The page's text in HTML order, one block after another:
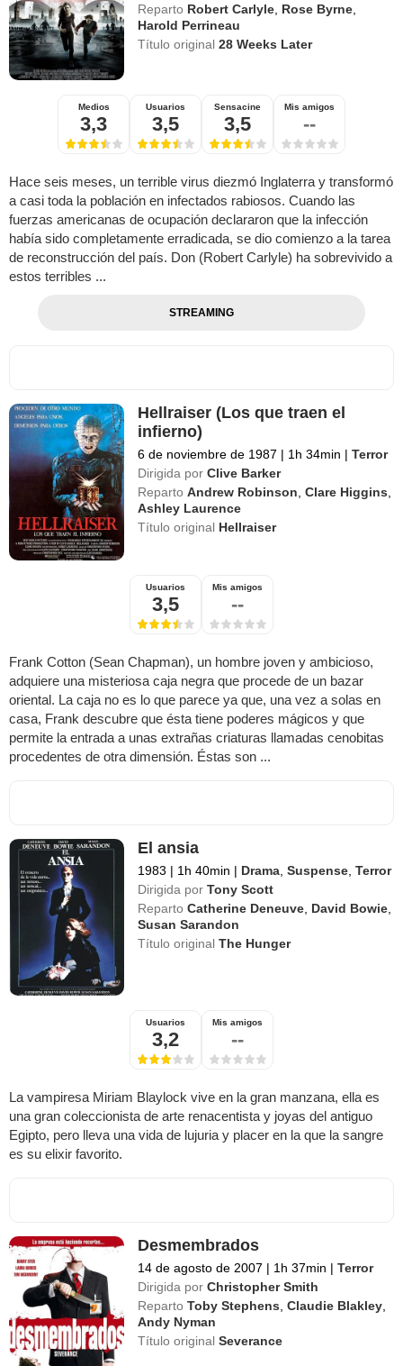
Reparto Robert Carlyle Rose Byrne
Harold Perrineau
Título original28 Weeks Later
Medios
3,3
Usuarios
3,5
Sensacine
3,5
Mis amigos
--
Hace seis meses, un terrible virus diezmó Inglaterra y transformó
a casi toda la población en infectados rabiosos. Cuando las
fuerzas americanas de ocupación declararon que la infección
había sido completamente erradicada, se dio comienzo a la tarea
de reconstrucción del país. Don (Robert Carlyle) ha sobrevivido a
estos terribles ...
STREAMING
Hellraiser (Los que traen el
infierno)
6 de noviembre de 1987 | 1h 34min | Terror
Dirigida por Clive Barker
Reparto Andrew Robinson ,Clare Higgins
Ashley Laurence
Título original Hellraiser
Usuarios
3,5
Mis amigos
--
Frank Cotton (Sean Chapman), un hombre joven y ambicioso,
adquiere una misteriosa caja negra que procede de un bazar
oriental. La caja no es lo que parece ya que, una vez a solas en
casa, Frank descubre que ésta tiene poderes mágicos y que
permite la entrada a unas extrañas criaturas llamadas cenobitas
procedentes de otra dimensión. Éstas son ...
El ansia
1983 | 1h 40min | Drama ,Suspense ,Terror
Dirigida por Tony Scott
Reparto Catherine Deneuve David Bowie
Susan Sarandon
Título originalThe Hunger
Usuarios
3,2
Mis amigos
--
La vampiresa Miriam Blaylock vive en la gran manzana, ella es
una gran coleccionista de arte renacentista y joyas del antiguo
Egipto, pero lleva una vida de lujuria y placer en la que la sangre
es su elixir favorito.
Desmembrados
14 de agosto de 2007 | 1h 37min | Terror
Dirigida por Christopher Smith
Reparto Toby Stephens ,Claudie Blakley
Andy Nyman
Título originalSeverance